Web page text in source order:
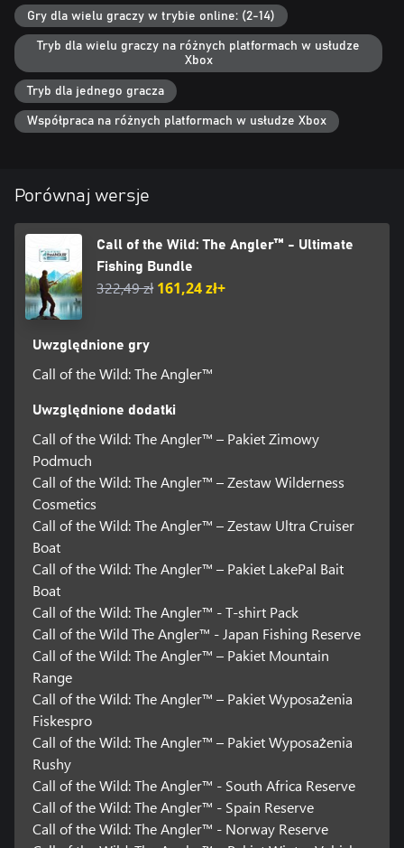
Gry dla wielu graczy w trybie online: (2-14)
Tryb dla wielu graczy na różnych platformach w usłudze
Xbox
Tryb dla jednego gracza
Współpraca na różnych platformach w usłudze Xbox
Porównaj wersje
Call of the Wild: The Angler™ - Ultimate
Fishing Bundle
322,49 zł 161,24 zł+
Uwzględnione gry
Call of the Wild: The Angler™
Uwzględnione dodatki
Call of the Wild: The Angler™ – Pakiet Zimowy
Podmuch
Call of the Wild: The Angler™ – Zestaw Wilderness
Cosmetics
Call of the Wild: The Angler™ – Zestaw Ultra Cruiser
Boat
Call of the Wild: The Angler™ – Pakiet LakePal Bait
Boat
Call of the Wild: The Angler™ - T-shirt Pack
Call of the Wild The Angler™ - Japan Fishing Reserve
Call of the Wild: The Angler™ – Pakiet Mountain
Range
Call of the Wild: The Angler™ – Pakiet Wyposażenia
Fiskespro
Call of the Wild: The Angler™ – Pakiet Wyposażenia
Rushy
Call of the Wild: The Angler™ - South Africa Reserve
Call of the Wild: The Angler™ - Spain Reserve
Call of the Wild: The Angler™ - Norway Reserve